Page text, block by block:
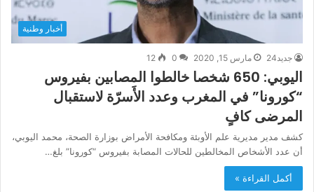
أخبار وطنية
جديد24 مارس 15, 2020 0
12
اليوبي: 650 شخصا خالطوا المصابين بفيروس
“كورونا” في المغرب وعدد الأَسرّة لاستقبال
المرضى كافٍ
كشف مدير مديرية علم الأوبئة ومكافحة الأمراض بوزارة الصحة، محمد اليوبي،
أن عدد الأشخاص المخالطين للحالات المصابة بفيروس “كورونا” بلغ…
أكمل القراءة »